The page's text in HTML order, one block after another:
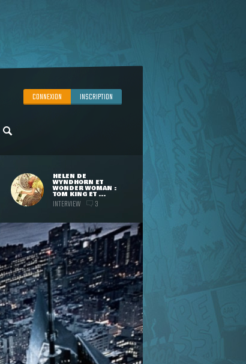
CONNEXION INSCRIPTION
HELEN DE
WYNDHORN ET
WONDER WOMAN :
TOM KING ET ...
INTERVIEW 3